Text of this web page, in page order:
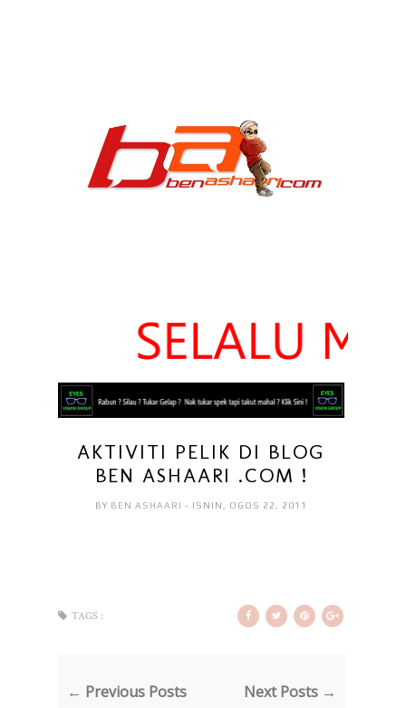
AKTIVITI PELIK DI BLOG
BEN ASHAARI .COM !
BY BEN ASHAARI- ISNIN, OGOS 22, 2011
TAGS :
← Previous Posts Next Posts →